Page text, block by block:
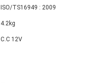
ISO/TS16949 : 2009
4.2kg
C.C 12V